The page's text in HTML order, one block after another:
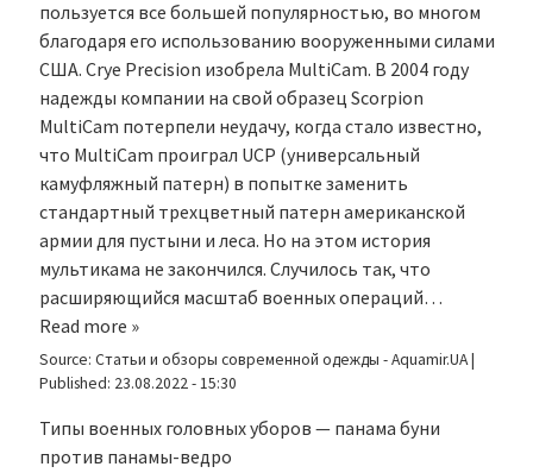
пользуется все большей популярностью, во многом
благодаря его использованию вооруженными силами
США. Crye Precision изобрела MultiCam. В 2004 году
надежды компании на свой образец Scorpion
MultiCam потерпели неудачу, когда стало известно,
что MultiCam проиграл UCP (универсальный
камуфляжный патерн) в попытке заменить
стандартный трехцветный патерн американской
армии для пустыни и леса. Но на этом история
мультикама не закончился. Случилось так, что
расширяющийся масштаб военных операций…
Read more »
Source: Статьи и обзоры современной одежды - Aquamir.UA|
Published: 23.08.2022 - 15:30
Типы военных головных уборов — панама буни
против панамы-ведро